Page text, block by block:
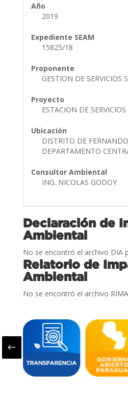
Año
2019
Expediente SEAM
15825/18
Proponente
GESTION DE SERVICIOS
Proyecto
ESTACION DE SERVICIOS
Ubicación
DISTRITO DE
DEPARTAMENTO
Consultor Ambiental
ING. NICOLAS GODOY
Declaración de
Ambiental
No se encontró el archivo DIA
Relatorio de
Ambiental
No se encontró el archivo
#